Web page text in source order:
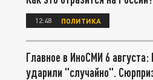
12:48 ПОЛИТИКА
Главное в ИноСМИ 6
ударили "случайно".